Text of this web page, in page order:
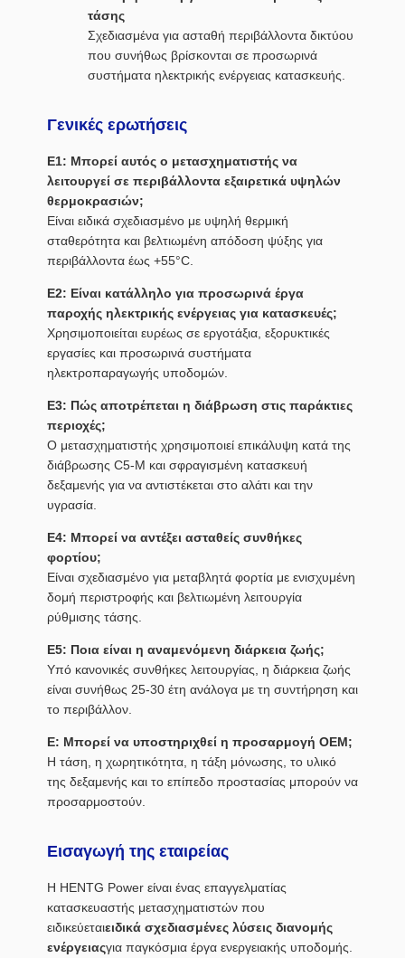
τάσης
Σχεδιασμένα για ασταθή περιβάλλοντα δικτύου
που συνήθως βρίσκονται σε προσωρινά
συστήματα ηλεκτρικής ενέργειας κατασκευής.
Γενικές ερωτήσεις
Ε1: Μπορεί αυτός ο μετασχηματιστής να
λειτουργεί σε περιβάλλοντα εξαιρετικά υψηλών
θερμοκρασιών;
Είναι ειδικά σχεδιασμένο με υψηλή θερμική
σταθερότητα και βελτιωμένη απόδοση ψύξης για
περιβάλλοντα έως +55°C.
Ε2: Είναι κατάλληλο για προσωρινά έργα
παροχής ηλεκτρικής ενέργειας για κατασκευές;
Χρησιμοποιείται ευρέως σε εργοτάξια, εξορυκτικές
εργασίες και προσωρινά συστήματα
ηλεκτροπαραγωγής υποδομών.
Ε3: Πώς αποτρέπεται η διάβρωση στις παράκτιες
περιοχές;
Ο μετασχηματιστής χρησιμοποιεί επικάλυψη κατά της
διάβρωσης C5-M και σφραγισμένη κατασκευή
δεξαμενής για να αντιστέκεται στο αλάτι και την
υγρασία.
Ε4: Μπορεί να αντέξει ασταθείς συνθήκες
φορτίου;
Είναι σχεδιασμένο για μεταβλητά φορτία με ενισχυμένη
δομή περιστροφής και βελτιωμένη λειτουργία
ρύθμισης τάσης.
Ε5: Ποια είναι η αναμενόμενη διάρκεια ζωής;
Υπό κανονικές συνθήκες λειτουργίας, η διάρκεια ζωής
είναι συνήθως 25-30 έτη ανάλογα με τη συντήρηση και
το περιβάλλον.
Ε: Μπορεί να υποστηριχθεί η προσαρμογή OEM;
Η τάση, η χωρητικότητα, η τάξη μόνωσης, το υλικό
της δεξαμενής και το επίπεδο προστασίας μπορούν να
προσαρμοστούν.
Εισαγωγή της εταιρείας
Η HENTG Power είναι ένας επαγγελματίας
κατασκευαστής μετασχηματιστών που
ειδικεύεταιειδικά σχεδιασμένες λύσεις διανομής
ενέργειαςγια παγκόσμια έργα ενεργειακής υποδομής.